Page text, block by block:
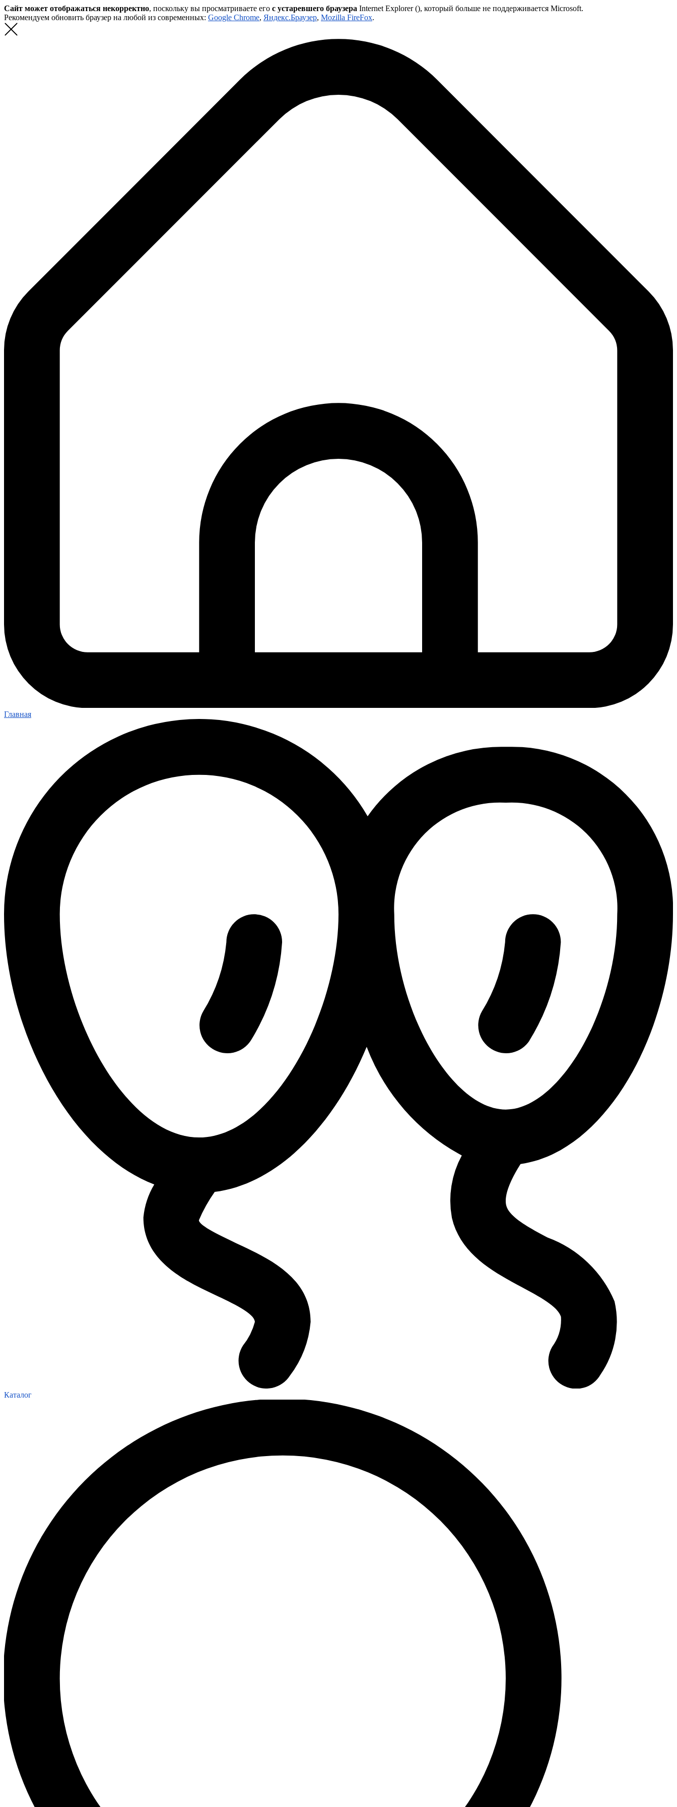
Сайт может отображаться некорректно, поскольку вы просматриваете его с устаревшего браузера Internet Explorer (), который больше не поддерживается Microsoft.
Рекомендуем обновить браузер на любой из современных: Google Chrome, Яндекс.Браузер, Mozilla FireFox.
Главная
Каталог